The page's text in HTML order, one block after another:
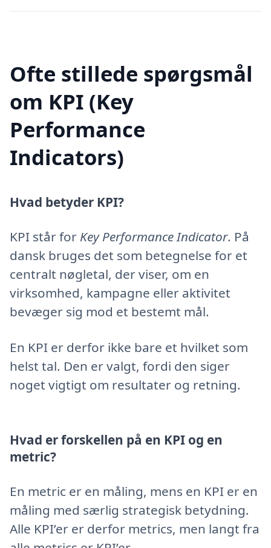
Ofte stillede spørgsmål
om KPI (Key
Performance
Indicators)
Hvad betyder KPI?
KPI står for Key Performance Indicator. På
dansk bruges det som betegnelse for et
centralt nøgletal, der viser, om en
virksomhed, kampagne eller aktivitet
bevæger sig mod et bestemt mål.
En KPI er derfor ikke bare et hvilket som
helst tal. Den er valgt, fordi den siger
noget vigtigt om resultater og retning.
Hvad er forskellen på en KPI og en
metric?
En metric er en måling, mens en KPI er en
måling med særlig strategisk betydning.
Alle KPI’er er derfor metrics, men langt fra